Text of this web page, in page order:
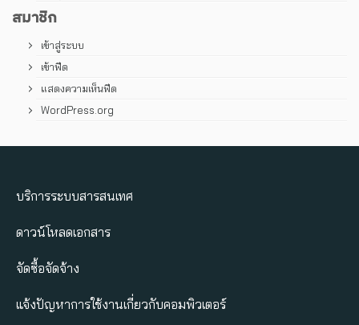
สมาชิก
เข้าสู่ระบบ
เข้าฟีด
แสดงความเห็นฟีด
WordPress.org
บริการระบบสารสนเทศ
ดาวน์โหลดเอกสาร
จัดซื้อจัดจ้าง
แจ้งปัญหาการใช้งานเกี่ยวกับคอมพิวเตอร์